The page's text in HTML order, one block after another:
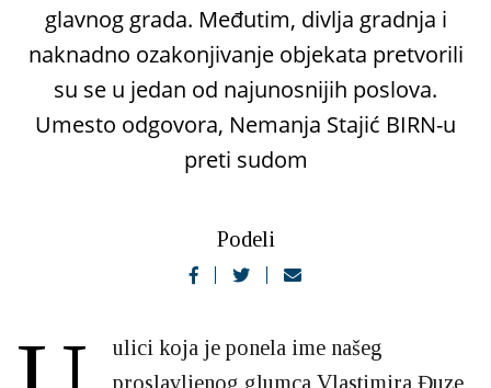
glavnog grada. Međutim, divlja gradnja i
naknadno ozakonjivanje objekata pretvorili
su se u jedan od najunosnijih poslova.
Umesto odgovora, Nemanja Stajić BIRN-u
preti sudom
Podeli
ulici koja je ponela ime našeg
proslavljenog glumca Vlastimira Đuze